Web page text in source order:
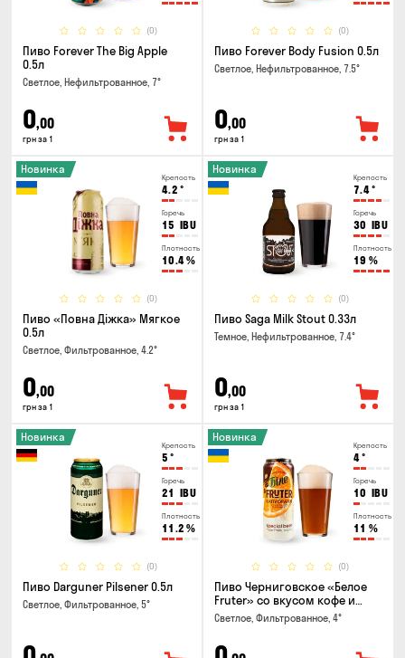
(0)
Пиво Forever The Big Apple
0.5л
Светлое, Нефильтрованное, 7°
0,00
грн за 1
(0)
Пиво Forever Body Fusion 0.5л
Светлое, Нефильтрованное, 7.5°
0,00
грн за 1
Крепость
4.2 °
Горечь
15 IBU
Плотность
10.4%
(0)
Новинка
Пиво «Повна Діжка» Мягкое
0.5л
Светлое, Фильтрованное, 4.2°
0,00
грн за 1
Крепость
7.4°
Горечь
30 IBU
Плотность
19 %
(0)
Новинка
Пиво Saga Milk Stout 0.33л
Темное, Нефильтрованное, 7.4°
0,00
грн за 1
Крепость
5 °
Горечь
21 IBU
Плотность
11.2 %
(0)
Новинка
Пиво Darguner Pilsener 0.5л
Светлое, Фильтрованное, 5°
Крепость
4°
Горечь
10 IBU
Плотность
11 %
(0)
Новинка
Пиво Черниговское «Белое
Fruter» со вкусом кофе и
апельсина 0.5 л
Светлое, Фильтрованное, 4°